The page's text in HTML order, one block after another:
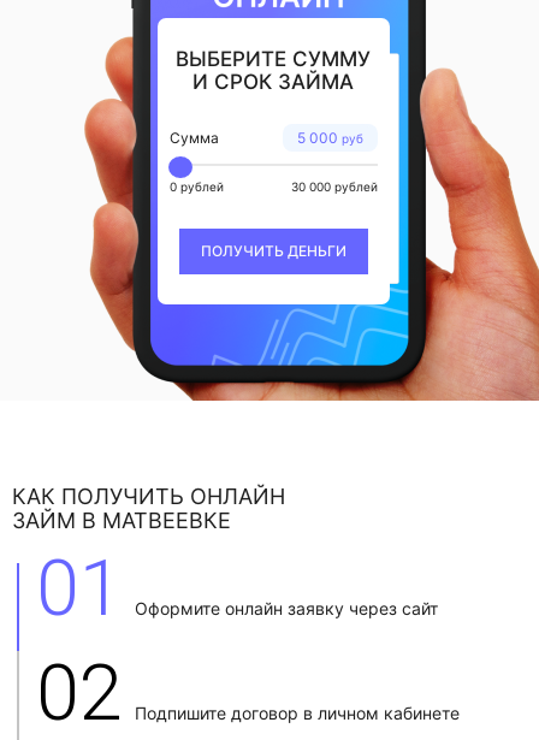
ВЫБЕРИТЕ СУММУ
И СРОК ЗАЙМА
5 000 руб
Сумма
0 рублей 30 000 рублей
ПОЛУЧИТЬ ДЕНЬГИ
КАК ПОЛУЧИТЬ ОНЛАЙН
ЗАЙМ В МАТВЕЕВКЕ
01 Оформите онлайн заявку через сайт
02 Подпишите договор в личном кабинете